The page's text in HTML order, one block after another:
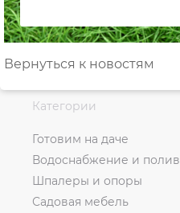
Вернуться к новостям
Категории
Готовим на даче
Водоснабжение и полив
Шпалеры и опоры
Садовая мебель